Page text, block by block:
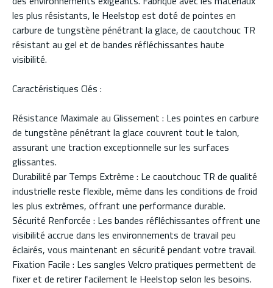
les plus résistants, le Heelstop est doté de pointes en
carbure de tungstène pénétrant la glace, de caoutchouc TR
résistant au gel et de bandes réfléchissantes haute
visibilité.
Caractéristiques Clés :
Résistance Maximale au Glissement : Les pointes en carbure
de tungstène pénétrant la glace couvrent tout le talon,
assurant une traction exceptionnelle sur les surfaces
glissantes.
Durabilité par Temps Extrême : Le caoutchouc TR de qualité
industrielle reste flexible, même dans les conditions de froid
les plus extrêmes, offrant une performance durable.
Sécurité Renforcée : Les bandes réfléchissantes offrent une
visibilité accrue dans les environnements de travail peu
éclairés, vous maintenant en sécurité pendant votre travail.
Fixation Facile : Les sangles Velcro pratiques permettent de
fixer et de retirer facilement le Heelstop selon les besoins.